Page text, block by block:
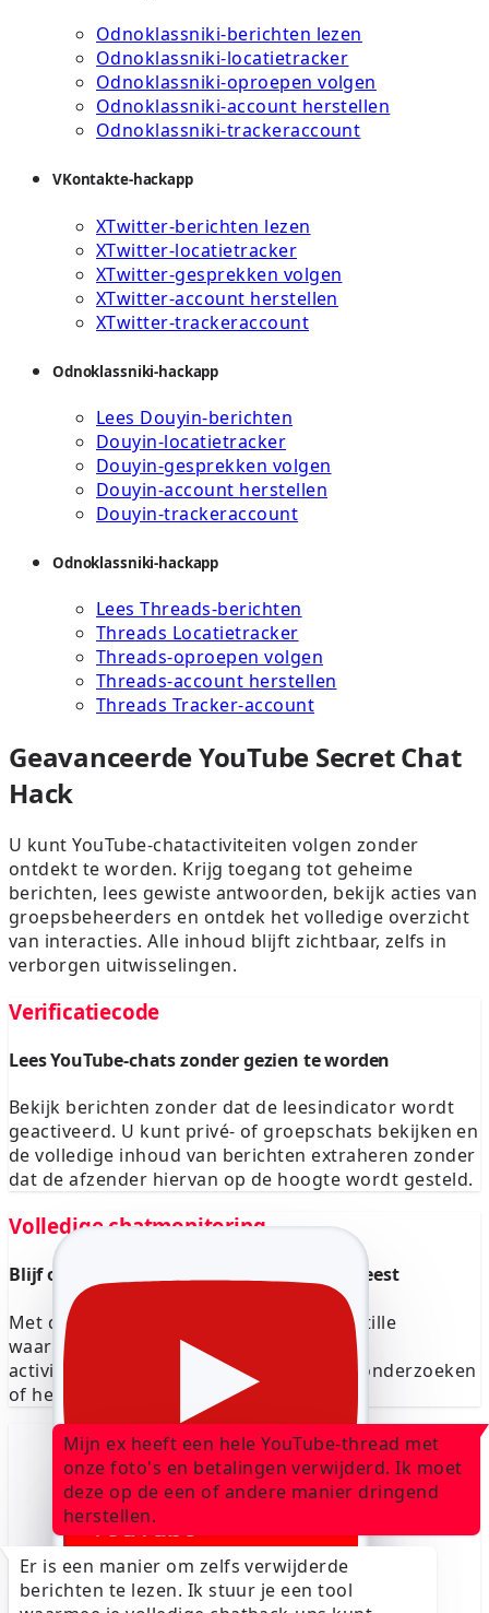
Odnoklassniki-berichten lezen
Odnoklassniki-locatietracker
Odnoklassniki-oproepen volgen
Odnoklassniki-account herstellen
Odnoklassniki-trackeraccount
VKontakte-hackapp
XTwitter-berichten lezen
XTwitter-locatietracker
XTwitter-gesprekken volgen
XTwitter-account herstellen
XTwitter-trackeraccount
Odnoklassniki-hackapp
Lees Douyin-berichten
Douyin-locatietracker
Douyin-gesprekken volgen
Douyin-account herstellen
Douyin-trackeraccount
Odnoklassniki-hackapp
Lees Threads-berichten
Threads Locatietracker
Threads-oproepen volgen
Threads-account herstellen
Threads Tracker-account
Geavanceerde YouTube Secret Chat
Hack
U kunt YouTube-chatactiviteiten volgen zonder
ontdekt te worden. Krijg toegang tot geheime
berichten, lees gewiste antwoorden, bekijk acties van
groepsbeheerders en ontdek het volledige overzicht
van interacties. Alle inhoud blijft zichtbaar, zelfs in
verborgen uitwisselingen.
Verificatiecode
Lees YouTube-chats zonder gezien te worden
Bekijk berichten zonder dat de leesindicator wordt
geactiveerd. U kunt privé- of groepschats bekijken en
de volledige inhoud van berichten extraheren zonder
dat de afzender hiervan op de hoogte wordt gesteld.
+31 6 12345678
YouTube-code764676
Volledige chatmonitoring
Blijf onzichtbaar terwijl je YouTube-DM's leest
Met deze functie kun je elk gesprek als stille
waarnemer bekijken. Geen vinkjes, geen
activiteitsmeldingen — ideaal voor privéonderzoeken
of heimelijke monitoring.
Mijn ex heeft een hele YouTube-thread met
onze foto's en betalingen verwijderd. Ik moet
deze op de een of andere manier dringend
herstellen.
Er is een manier om zelfs verwijderde
berichten te lezen. Ik stuur je een tool